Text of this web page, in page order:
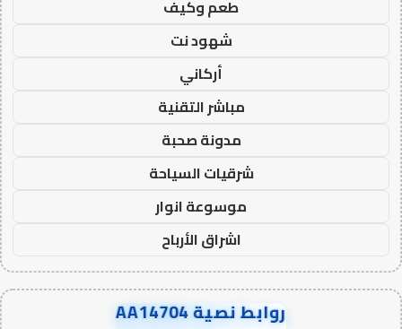
طعم وكيف
شهود نت
أركاني
مباشر التقنية
مدونة صحبة
شرقيات السياحة
موسوعة انوار
اشراق الأرباح
روابط نصية AA14704